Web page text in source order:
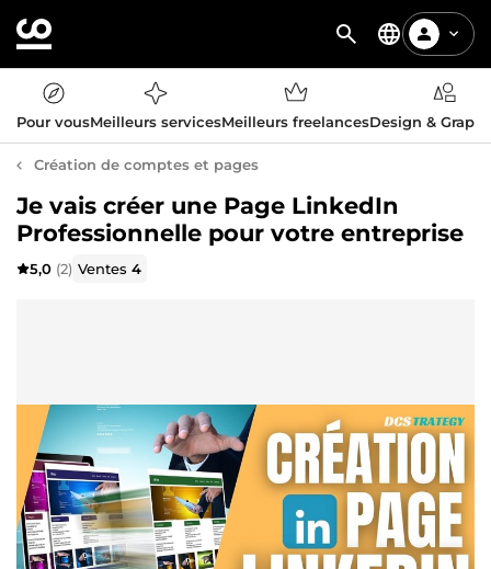
Pour vousMeilleurs servicesMeilleurs freelancesDesign &
Création de comptes et pages
Je vais créer une Page LinkedIn
Professionnelle pour votre entreprise
5,0 (2) Ventes4